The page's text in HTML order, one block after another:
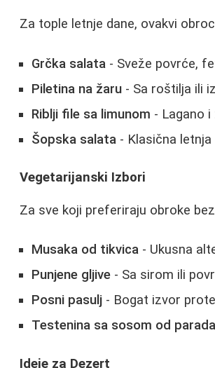
Za tople letnje dane, ovakvi
Grčka salata - Sveže povrće,
Piletina na žaru - Sa roštilja ili
Riblji file sa limunom - Lagano
Šopska salata - Klasična
Vegetarijanski Izbori
Za sve koji preferiraju obroke
Musaka od tikvica - Ukusna
Punjene gljive - Sa sirom ili
Posni pasulj - Bogat izvor
Testenina sa sosom od
Ideje za Dezert